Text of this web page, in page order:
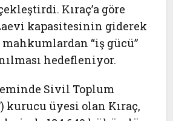
Kıraç’a göre
kapasitesinin giderek
mahkumlardan “iş gücü”
hedefleniyor.
Sivil Toplum
kurucu üyesi olan Kıraç,